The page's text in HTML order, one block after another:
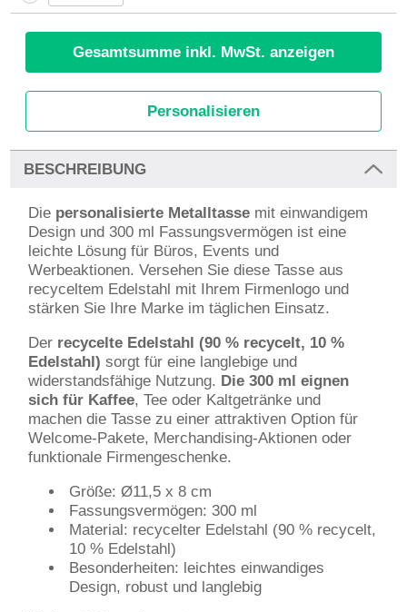
Gesamtsumme inkl. MwSt. anzeigen
Personalisieren
BESCHREIBUNG
Die personalisierte Metalltasse mit einwandigem
Design und 300 ml Fassungsvermögen ist eine
leichte Lösung für Büros, Events und
Werbeaktionen. Versehen Sie diese Tasse aus
recyceltem Edelstahl mit Ihrem Firmenlogo und
stärken Sie Ihre Marke im täglichen Einsatz.
Der recycelte Edelstahl (90 % recycelt, 10 %
Edelstahl) sorgt für eine langlebige und
widerstandsfähige Nutzung. Die 300 ml eignen
sich für Kaffee, Tee oder Kaltgetränke und
machen die Tasse zu einer attraktiven Option für
Welcome-Pakete, Merchandising-Aktionen oder
funktionale Firmengeschenke.
Größe: Ø11,5 x 8 cm
Fassungsvermögen: 300 ml
Material: recycelter Edelstahl (90 % recycelt,
10 % Edelstahl)
Besonderheiten: leichtes einwandiges
Design, robust und langlebig